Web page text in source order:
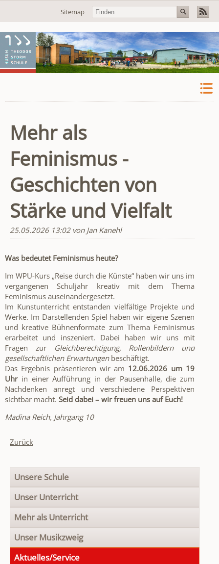
Navigation
Sitemap
Mehr als
Feminismus -
Geschichten von
Stärke und Vielfalt
25.05.2026 13:02von Jan Kanehl
Was bedeutet Feminismus heute?
Im WPU-Kurs „Reise durch die Künste“ haben wir uns im
vergangenen Schuljahr kreativ mit dem Thema
Feminismus auseinandergesetzt.
Im Kunstunterricht entstanden vielfältige Projekte und
Werke. Im Darstellenden Spiel haben wir eigene Szenen
und kreative Bühnenformate zum Thema Feminismus
erarbeitet und inszeniert. Dabei haben wir uns mit
Fragen zur
Gleichberechtigung, Rollenbildern und
gesellschaftlichen Erwartungenbeschäftigt.
Das Ergebnis präsentieren wir am 12.06.2026 um 19
Uhrin einer Aufführung in der Pausenhalle, die zum
Nachdenken anregt und verschiedene Perspektiven
sichtbar macht. Seid dabei – wir freuen uns auf Euch!
Madina Reich, Jahrgang 10
Zurück
Navigation
überspringen
Unsere Schule
Unser Unterricht
Mehr als Unterricht
Unser Musikzweig
Aktuelles/Service